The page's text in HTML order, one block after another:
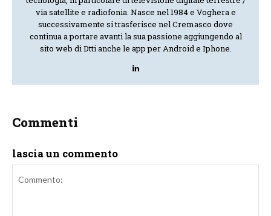
via satellite e radiofonia. Nasce nel 1984 e Voghera e
successivamente si trasferisce nel Cremasco dove
continua a portare avanti la sua passione aggiungendo al
sito web di Dtti anche le app per Android e Iphone.
Commenti
lascia un commento